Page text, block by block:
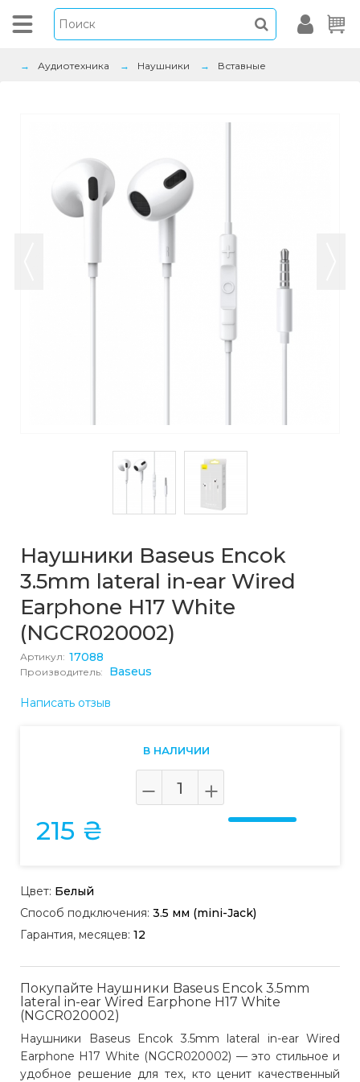
Аудиотехника Наушники Вставные
Наушники Baseus Encok
3.5mm lateral in-ear Wired
Earphone H17 White
(NGCR020002)
Артикул: 17088
Производитель: Baseus
Написать отзыв
В НАЛИЧИИ
215 ₴
Цвет: Белый
Способ подключения: 3.5 мм (mini-Jack)
Гарантия, месяцев: 12
Покупайте Наушники Baseus Encok 3.5mm
lateral in-ear Wired Earphone H17 White
(NGCR020002)
Наушники Baseus Encok 3.5mm lateral in-ear Wired
Earphone H17 White (NGCR020002) — это стильное и
удобное решение для тех, кто ценит качественный